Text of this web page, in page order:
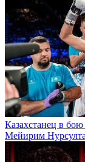
Казахстанец в
Мейирим